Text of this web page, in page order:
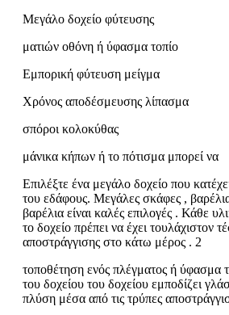
Μεγάλο δοχείο φύτευσης
ματιών οθόνη ή ύφασμα τοπίο
Εμπορική φύτευση μείγμα
Χρόνος αποδέσμευσης λίπασμα
σπόροι κολοκύθας
μάνικα κήπων ή το πότισμα μπορεί να
Επιλέξτε ένα μεγάλο δοχείο που
του εδάφους. Μεγάλες σκάφες ,
βαρέλια είναι καλές επιλογές . Κάθε
το δοχείο πρέπει να έχει τουλάχιστον
αποστράγγισης στο κάτω μέρος . 2
τοποθέτηση ενός πλέγματος ή ύφασμα
του δοχείου του δοχείου εμποδίζει
πλύση μέσα από τις τρύπες